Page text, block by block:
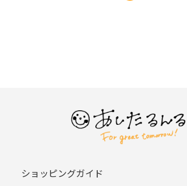
ショッピングガイド